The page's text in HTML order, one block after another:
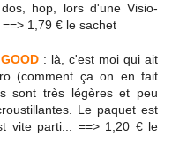
hop, lors d'une Visio-
1,79 € le sachet
: là, c'est moi qui ait
(comment ça on en fait
sont très légères et peu
Le paquet est
vite parti... ==> 1,20 € le